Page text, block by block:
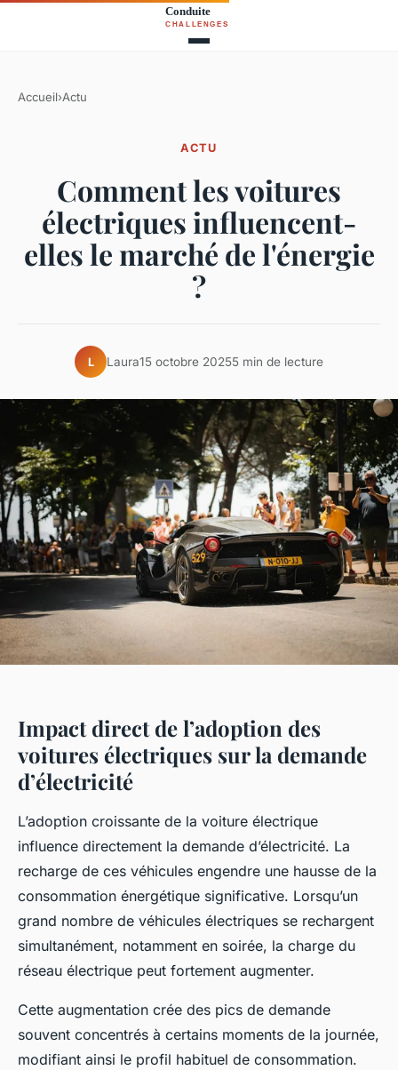
Accueil›Actu
ACTU
Comment les voitures
électriques influencent-
elles le marché de l'énergie
?
L Laura15 octobre 20255 min de lecture
Impact direct de l’adoption des
voitures électriques sur la demande
d’électricité
L’adoption croissante de la voiture électrique
influence directement la demande d’électricité. La
recharge de ces véhicules engendre une hausse de la
consommation énergétique significative. Lorsqu’un
grand nombre de véhicules électriques se rechargent
simultanément, notamment en soirée, la charge du
réseau électrique peut fortement augmenter.
Cette augmentation crée des pics de demande
souvent concentrés à certains moments de la journée,
modifiant ainsi le profil habituel de consommation.